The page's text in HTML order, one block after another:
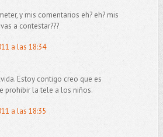
y mis comentarios eh? eh? mis
a contestar???
a las 18:34
Estoy contigo creo que es
prohibir la tele a los niños.
a las 18:35